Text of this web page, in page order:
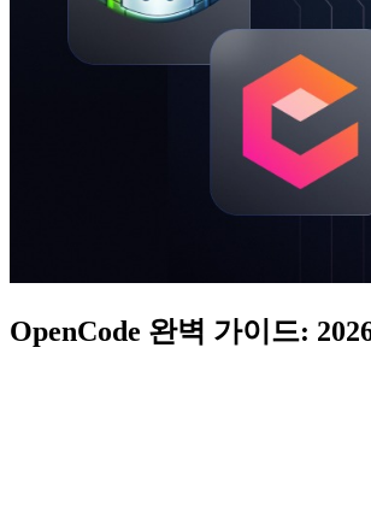
OpenCode 완벽 가이드: